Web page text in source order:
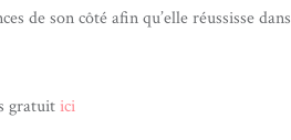
de son côté afin qu’elle réussisse dans
gratuitici